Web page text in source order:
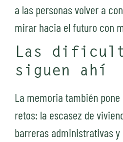
a las personas volver a
mirar hacia el futuro con
Las
siguen ahí
La memoria también
retos: la escasez de
barreras administrativas